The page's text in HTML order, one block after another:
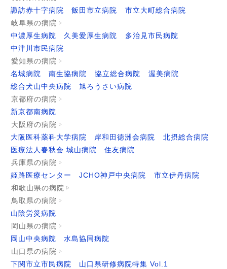
諏訪赤十字病院
飯田市立病院
市立大町総合病院
岐阜県の病院
中濃厚生病院
久美愛厚生病院
多治見市民病院
中津川市民病院
愛知県の病院
名城病院
南生協病院 協立総合病院
渥美病院
総合犬山中央病院
旭ろうさい病院
京都府の病院
新京都南病院
大阪府の病院
大阪医科薬科大学病院
岸和田徳洲会病院
北摂総合病院
医療法人春秋会 城山病院
住友病院
兵庫県の病院
姫路医療センター
JCHO神戸中央病院
市立伊丹病院
和歌山県の病院
鳥取県の病院
山陰労災病院
岡山県の病院
岡山中央病院
水島協同病院
山口県の病院
下関市立市民病院
山口県研修病院特集 Vol.1